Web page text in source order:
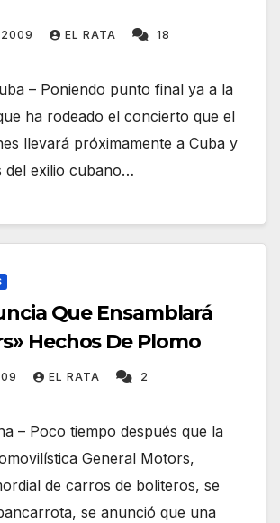
2009 EL RATA 18
– Poniendo punto final ya a la
ha rodeado el concierto que el
llevará próximamente a Cuba y
del exilio cubano…
Que Ensamblará
Hechos De Plomo
EL RATA 2
– Poco tiempo después que la
General Motors,
de carros de boliteros, se
se anunció que una